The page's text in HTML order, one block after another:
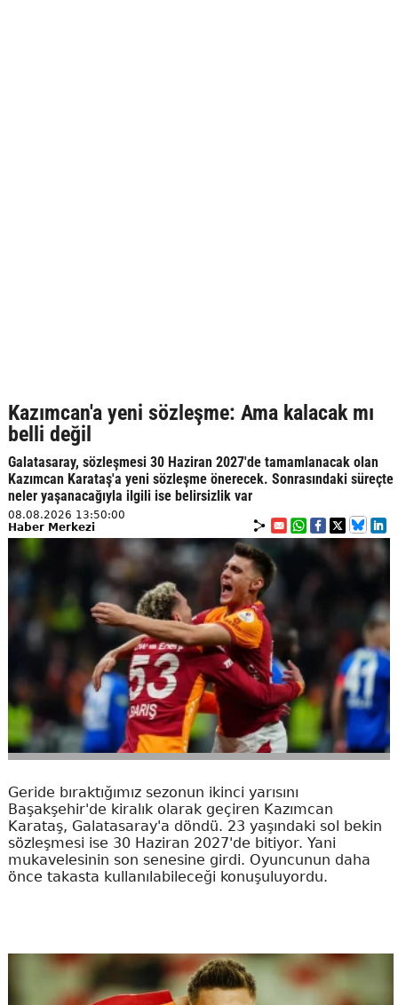
Kazımcan'a yeni sözleşme: Ama kalacak mı
belli değil
Galatasaray, sözleşmesi 30 Haziran 2027'de tamamlanacak olan
Kazımcan Karataş'a yeni sözleşme önerecek. Sonrasındaki süreçte
neler yaşanacağıyla ilgili ise belirsizlik var
08.08.2026 13:50:00
Haber Merkezi
Geride bıraktığımız sezonun ikinci yarısını
Başakşehir'de kiralık olarak geçiren Kazımcan
Karataş, Galatasaray'a döndü. 23 yaşındaki sol bekin
sözleşmesi ise 30 Haziran 2027'de bitiyor. Yani
mukavelesinin son senesine girdi. Oyuncunun daha
önce takasta kullanılabileceği konuşuluyordu.